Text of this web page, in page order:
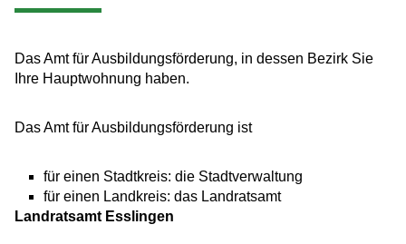
Das Amt für Ausbildungsförderung, in dessen Bezirk Sie
Ihre Hauptwohnung haben.
Das Amt für Ausbildungsförderung ist
für einen Stadtkreis: die Stadtverwaltung
für einen Landkreis: das Landratsamt
Landratsamt Esslingen